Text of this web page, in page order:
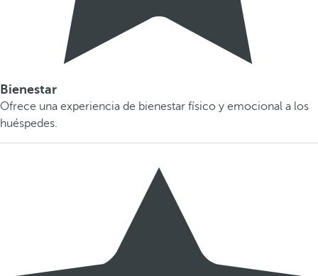
Bienestar
Ofrece una experiencia de bienestar físico y emocional a los
huéspedes.